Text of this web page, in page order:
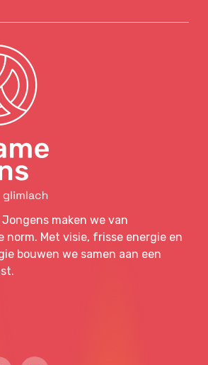
maken we van
norm. Met visie, frisse energie en
bouwen we samen aan een